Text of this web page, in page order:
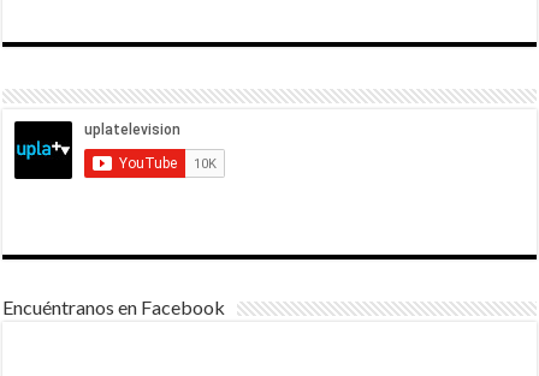
Encuéntranos en Facebook